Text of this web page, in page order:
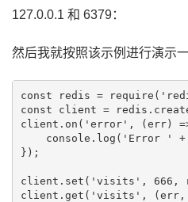
127.0.0.1 和 6379：
然后我就按照该示例进行演示一
const redis =
const client =
client.on('error', (err)
console.log('Error ' +
});
client.set('visits', 666,
client.get('visits', (err,